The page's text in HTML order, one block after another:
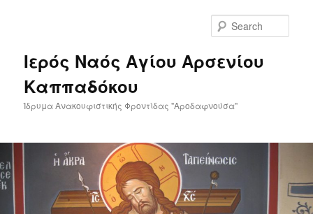
Ιερός Ναός Αγίου Αρσενίου
Καππαδόκου
Ίδρυμα Ανακουφιστικής Φροντίδας "Αροδαφνούσα"